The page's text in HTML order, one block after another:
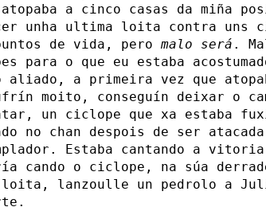
a cinco casas da miña
unha ultima loita contra uns
de vida, pero malo será .
para o que eu estaba
aliado, a primeira vez que
moito, conseguín deixar o
un ciclope que xa estaba
no chan despois de ser
Estaba cantando a
cando o ciclope, na súa
loita, lanzoulle un pedrolo a